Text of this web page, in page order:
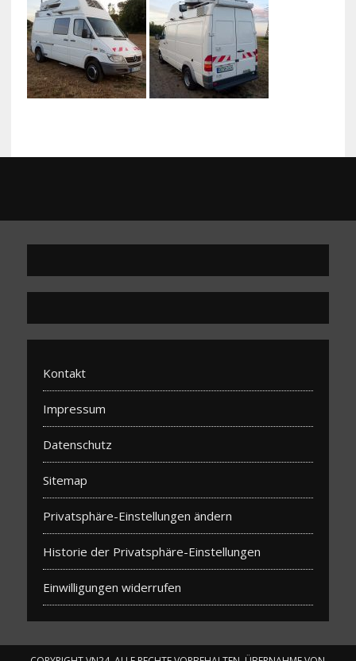
Kontakt
Impressum
Datenschutz
Sitemap
Privatsphäre-Einstellungen ändern
Historie der Privatsphäre-Einstellungen
Einwilligungen widerrufen